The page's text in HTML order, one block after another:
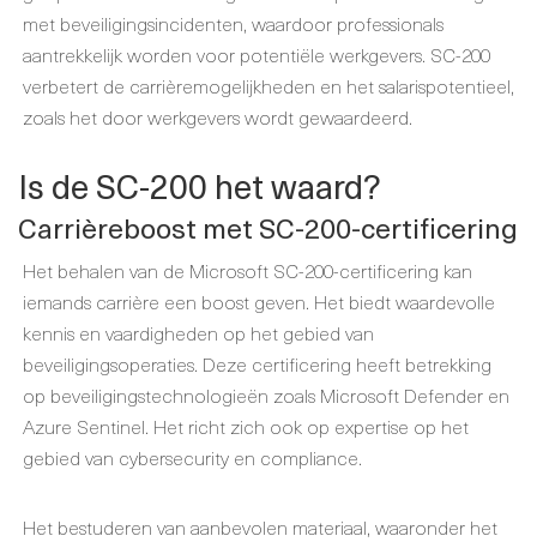
met beveiligingsincidenten, waardoor professionals
aantrekkelijk worden voor potentiële werkgevers. SC-200
verbetert de carrièremogelijkheden en het salarispotentieel,
zoals het door werkgevers wordt gewaardeerd.
Is de SC-200 het waard?
Carrièreboost met SC-200-certificering
Het behalen van de Microsoft SC-200-certificering kan
iemands carrière een boost geven. Het biedt waardevolle
kennis en vaardigheden op het gebied van
beveiligingsoperaties. Deze certificering heeft betrekking
op beveiligingstechnologieën zoals Microsoft Defender en
Azure Sentinel. Het richt zich ook op expertise op het
gebied van cybersecurity en compliance.
Het bestuderen van aanbevolen materiaal, waaronder het